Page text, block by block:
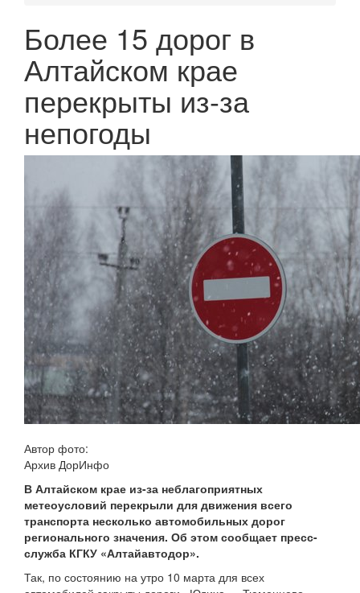
Более 15 дорог в
Алтайском крае
перекрыты из-за
непогоды
Автор фото:
Архив ДорИнфо
В Алтайском крае из-за неблагоприятных
метеоусловий перекрыли для движения всего
транспорта несколько автомобильных дорог
регионального значения. Об этом сообщает пресс-
служба КГКУ «Алтайавтодор».
Так, по состоянию на утро 10 марта для всех